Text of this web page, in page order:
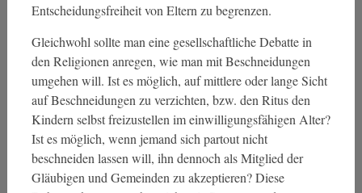
Entscheidungsfreiheit von Eltern zu begrenzen.
Gleichwohl sollte man eine gesellschaftliche Debatte in
den Religionen anregen, wie man mit Beschneidungen
umgehen will. Ist es möglich, auf mittlere oder lange Sicht
auf Beschneidungen zu verzichten, bzw. den Ritus den
Kindern selbst freizustellen im einwilligungsfähigen Alter?
Ist es möglich, wenn jemand sich partout nicht
beschneiden lassen will, ihn dennoch als Mitglied der
Gläubigen und Gemeinden zu akzeptieren? Diese